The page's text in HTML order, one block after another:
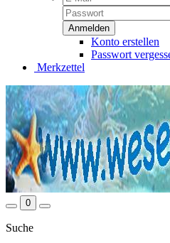
Konto erstellen
Passwort
Merkzettel
0
Suche